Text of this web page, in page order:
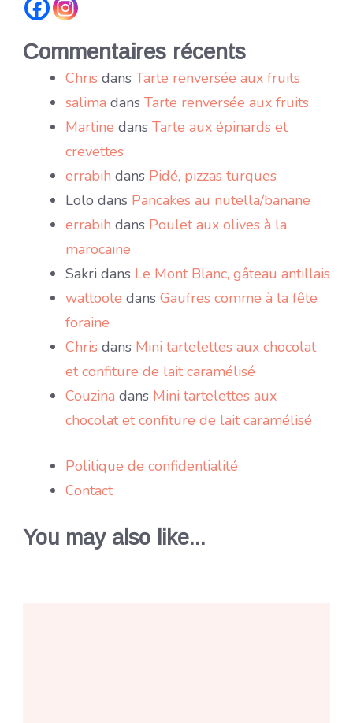
Commentaires récents
Chris dans Tarte renversée aux fruits
salima dans Tarte renversée aux fruits
Martine dans Tarte aux épinards et
crevettes
errabih dans Pidé, pizzas turques
Lolo dans Pancakes au nutella/banane
errabih dans Poulet aux olives à la
marocaine
Sakri dans Le Mont Blanc, gâteau antillais
wattoote dans Gaufres comme à la fête
foraine
Chris dans Mini tartelettes aux chocolat
et confiture de lait caramélisé
Couzina dans Mini tartelettes aux
chocolat et confiture de lait caramélisé
Politique de confidentialité
Contact
You may also like...